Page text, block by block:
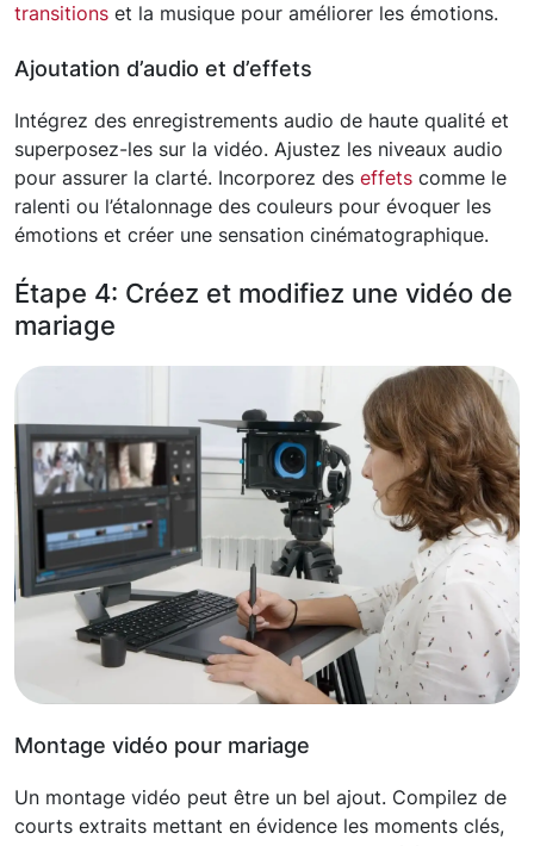
transitions et la musique pour améliorer les émotions.
Ajoutation d’audio et d’effets
Intégrez des enregistrements audio de haute qualité et
superposez-les sur la vidéo. Ajustez les niveaux audio
pour assurer la clarté. Incorporez des effets comme le
ralenti ou l’étalonnage des couleurs pour évoquer les
émotions et créer une sensation cinématographique.
Étape 4: Créez et modifiez une vidéo de
mariage
Montage vidéo pour mariage
Un montage vidéo peut être un bel ajout. Compilez de
courts extraits mettant en évidence les moments clés,